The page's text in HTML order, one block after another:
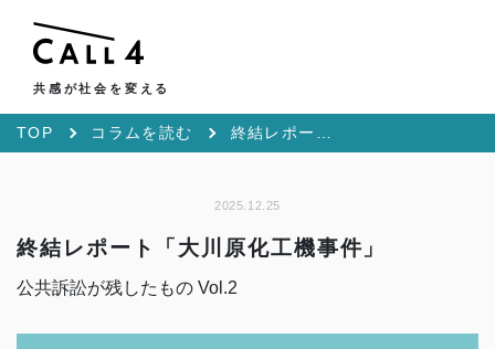
共感が社会を変える
TOP コラムを読む
2025.12.25
終結レポート「大川原化工機事件」
公共訴訟が残したもの Vol.2